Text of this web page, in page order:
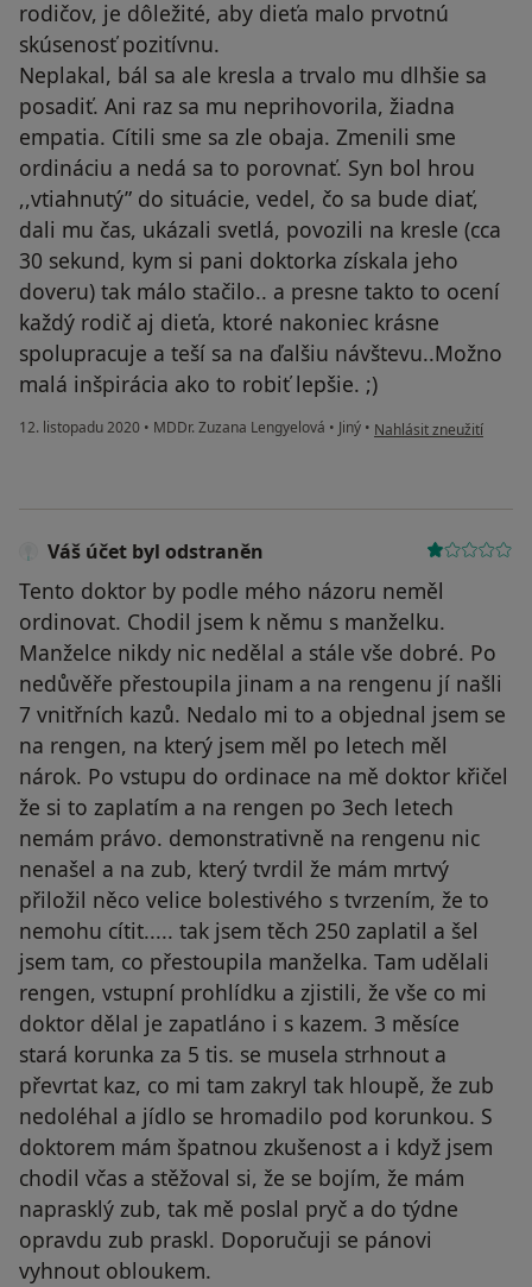
rodičov, je dôležité, aby dieťa malo prvotnú
skúsenosť pozitívnu.
Neplakal, bál sa ale kresla a trvalo mu dlhšie sa
posadiť. Ani raz sa mu neprihovorila, žiadna
empatia. Cítili sme sa zle obaja. Zmenili sme
ordináciu a nedá sa to porovnať. Syn bol hrou
,,vtiahnutý” do situácie, vedel, čo sa bude diať,
dali mu čas, ukázali svetlá, povozili na kresle (cca
30 sekund, kym si pani doktorka získala jeho
doveru) tak málo stačilo.. a presne takto to ocení
každý rodič aj dieťa, ktoré nakoniec krásne
spolupracuje a teší sa na ďalšiu návštevu..Možno
malá inšpirácia ako to robiť lepšie. ;)
12. listopadu 2020 • MDDr. Zuzana Lengyelová • Jiný • podle názoru uživatele
Nahlásit zneužití
Váš účet byl odstraněn
Tento doktor by podle mého názoru neměl
ordinovat. Chodil jsem k němu s manželku.
Manželce nikdy nic nedělal a stále vše dobré. Po
nedůvěře přestoupila jinam a na rengenu jí našli
7 vnitřních kazů. Nedalo mi to a objednal jsem se
na rengen, na který jsem měl po letech měl
nárok. Po vstupu do ordinace na mě doktor křičel
že si to zaplatím a na rengen po 3ech letech
nemám právo. demonstrativně na rengenu nic
nenašel a na zub, který tvrdil že mám mrtvý
přiložil něco velice bolestivého s tvrzením, že to
nemohu cítit..... tak jsem těch 250 zaplatil a šel
jsem tam, co přestoupila manželka. Tam udělali
rengen, vstupní prohlídku a zjistili, že vše co mi
doktor dělal je zapatláno i s kazem. 3 měsíce
stará korunka za 5 tis. se musela strhnout a
převrtat kaz, co mi tam zakryl tak hloupě, že zub
nedoléhal a jídlo se hromadilo pod korunkou. S
doktorem mám špatnou zkušenost a i když jsem
chodil včas a stěžoval si, že se bojím, že mám
naprasklý zub, tak mě poslal pryč a do týdne
opravdu zub praskl. Doporučuji se pánovi
vyhnout obloukem.